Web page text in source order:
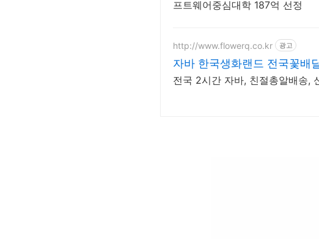
프트웨어중심대학 187억 선정
http://www.flowerq.co.kr 광고
자바 한국생화랜드 전국꽃배
전국 2시간 자바, 친절총알배송,